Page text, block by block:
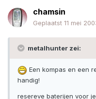
chamsin
Geplaatst 11 mei
metalhunter zei:
Een kompas en een
handig!
resereve baterijen voor